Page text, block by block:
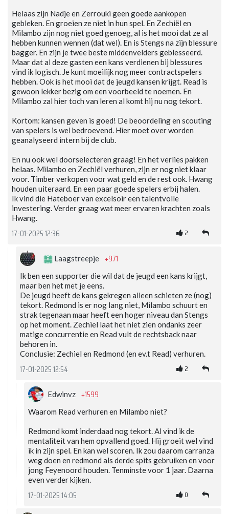
Helaas zijn Nadje en Zerrouki geen goede aankopen
gebleken. En groeien ze niet in hun spel. En Zechiël en
Milambo zijn nog niet goed genoeg, al is het mooi dat ze al
hebben kunnen wennen (dat wel). En is Stengs na zijn blessure
bagger. En zijn je twee beste middenvelders geblesseerd.
Maar dat al deze gasten een kans verdienen bij blessures
vind ik logisch. Je kunt moeilijk nog meer contractspelers
hebben. Ook is het mooi dat de jeugd kansen krijgt. Read is
gewoon lekker bezig om een voorbeeld te noemen. En
Milambo zal hier toch van leren al komt hij nu nog tekort.
Kortom: kansen geven is goed! De beoordeling en scouting
van spelers is wel bedroevend. Hier moet over worden
geanalyseerd intern bij de club.
En nu ook wel doorselecteren graag! En het verlies pakken
helaas. Milambo en Zechiël verhuren, zijn er nog niet klaar
voor. Timber verkopen voor wat geld en de rest ook. Hwang
houden uiteraard. En een paar goede spelers erbij halen.
Ik vind die Hateboer van excelsoir een talentvolle
investering. Verder graag wat meer ervaren krachten zoals
Hwang.
17-01-2025 12:36 2
Laagstreepje +971
Ik ben een supporter die wil dat de jeugd een kans krijgt,
maar ben het met je eens.
De jeugd heeft de kans gekregen alleen schieten ze (nog)
tekort. Redmond is er nog lang niet, Milambo schuurt en
strak tegenaan maar heeft een hoger niveau dan Stengs
op het moment. Zechiel laat het niet zien ondanks zeer
matige concurrentie en Read vult de rechtsback naar
behoren in.
Conclusie: Zechiel en Redmond (en ev.t Read) verhuren.
17-01-2025 12:54 2
Edwinvz +1599
Waarom Read verhuren en Milambo niet?
Redmond komt inderdaad nog tekort. Al vind ik de
mentaliteit van hem opvallend goed. Hij groeit wel vind
ik in zijn spel. En kan wel scoren. Ik zou daarom carranza
weg doen en redmond als derde spits gebruiken en voor
jong Feyenoord houden. Tenminste voor 1 jaar. Daarna
even verder kijken.
17-01-2025 14:05 0